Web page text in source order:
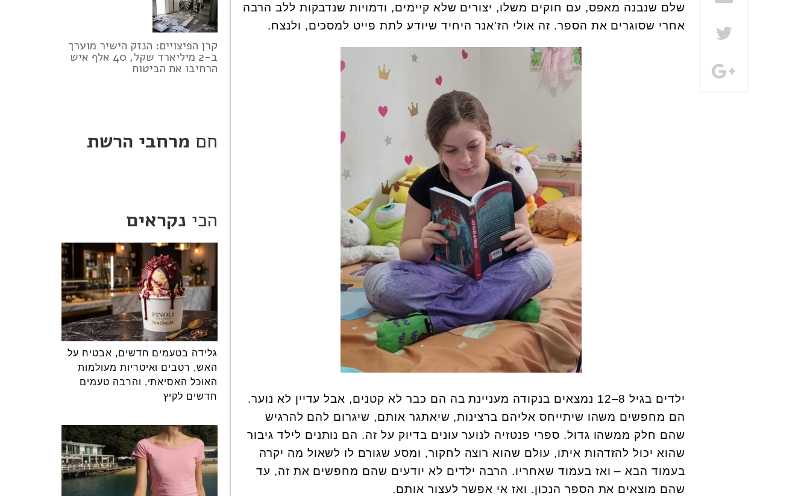
שלם שנבנה מאפס, עם חוקים משלו, יצורים שלא קיימים, ודמויות שנדבקות ללב הרבה
אחרי שסוגרים את הספר. זה אולי הז'אנר היחיד שיודע לתת פייט למסכים, ולנצח.
ילדים בגיל 8–12 נמצאים בנקודה מעניינת בה הם כבר לא קטנים, אבל עדיין לא נוער.
הם מחפשים משהו שיתייחס אליהם ברצינות, שיאתגר אותם, שיגרום להם להרגיש
שהם חלק ממשהו גדול. ספרי פנטזיה לנוער עונים בדיוק על זה. הם נותנים לילד גיבור
שהוא יכול להזדהות איתו, עולם שהוא רוצה לחקור, ומסע שגורם לו לשאול מה יקרה
בעמוד הבא – ואז בעמוד שאחריו. הרבה ילדים לא יודעים שהם מחפשים את זה, עד
שהם מוצאים את הספר הנכון. ואז אי אפשר לעצור אותם.
קרן הפיצויים: הנזק הישיר מוערך
ב-2 מיליארד שקל, 40 אלף איש
הרחיבו את הביטוח
חם מרחבי הרשת
הכי נקראים
גלידה בטעמים חדשים, אבטיח על
האש, רטבים ואיטריות מעולמות
האוכל האסיאתי, והרבה טעמים
חדשים לקיץ